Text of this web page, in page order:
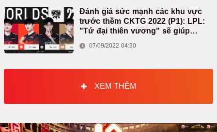
Đánh giá sức mạnh các khu vực
trước thềm CKTG 2022 (P1): LPL:
"Tứ đại thiên vương" sẽ giúp
vương
07/09/2022 04:30
XEM THÊM